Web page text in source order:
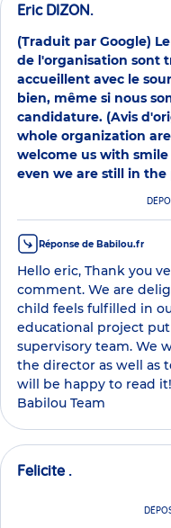
Eric DIZON.
(Traduit par Google)
de l'organisation sont
accueillent avec le
bien, même si nous
candidature. (Avis
whole organization
welcome us with
even we are still in the
Réponse de Babilou.fr
Hello eric, Thank you
comment. We are
child feels fulfilled in
educational project
supervisory team. We
the director as well as
will be happy to read
Babilou Team
Felicite .